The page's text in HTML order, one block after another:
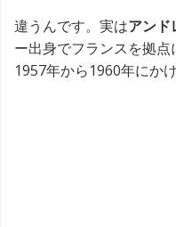
違うんです。実はアンド
ー出身でフランスを拠点
1957年から1960年にか